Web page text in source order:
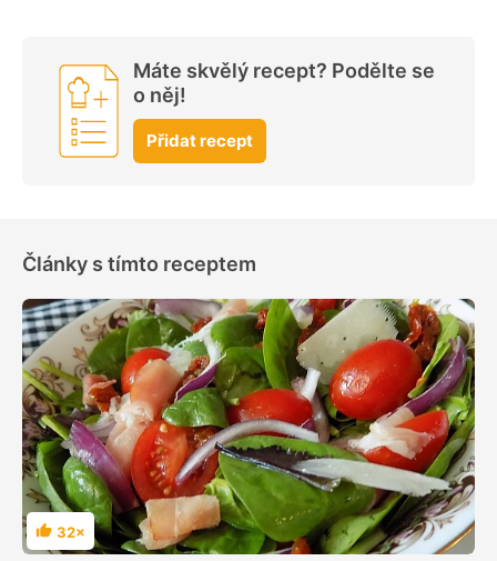
Máte skvělý recept? Podělte se
o něj!
Přidat recept
Články s tímto receptem
Hodnocení
32×